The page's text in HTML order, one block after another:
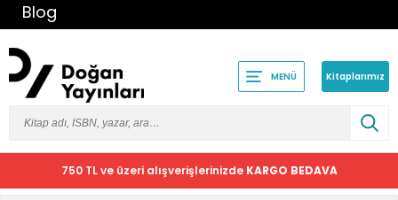
Blog
MENÜ Kitaplarımız
750 TL ve üzeri alışverişlerinizde KARGO BEDAVA